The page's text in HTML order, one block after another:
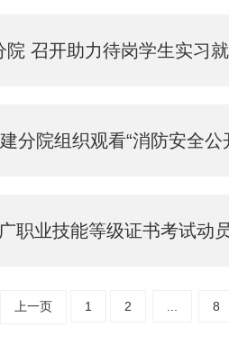
召开助力待岗学生实习
院组织观看“消防安全公
职业技能等级证书考试动
上一页 1 2 8